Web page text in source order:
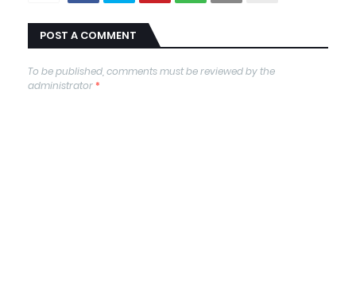
POST A COMMENT
To be published, comments must be reviewed by the
administrator*